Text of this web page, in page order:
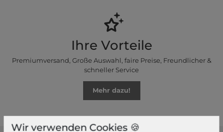
Ihre Vorteile
Premiumversand, Große Auswahl, faire Preise, Freundlicher &
schneller Service
Mehr dazu!
Wir verwenden Cookies 🍪